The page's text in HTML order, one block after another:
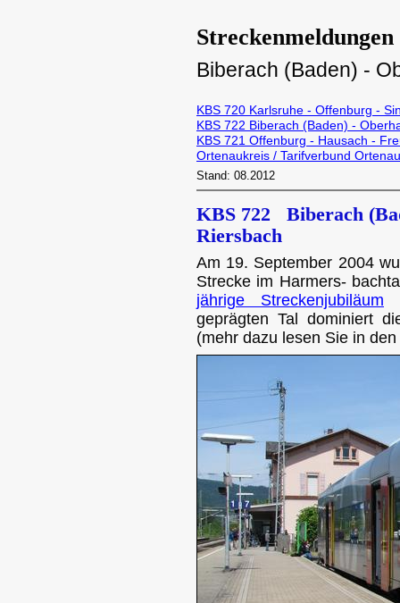
Streckenmeldungen
Biberach (Baden) -
KBS 720 Karlsruhe - Offenburg -
KBS 722 Biberach (Baden) -
KBS 721 Offenburg - Hausach -
Ortenaukreis / Tarifverbund Ortenau
Stand: 08.2012
KBS 722 Biberach
Riersbach
Am 19. September 2004
Strecke im Harmers-
jährige Streckenjubiläum
geprägten Tal dominiert
(mehr dazu lesen Sie in